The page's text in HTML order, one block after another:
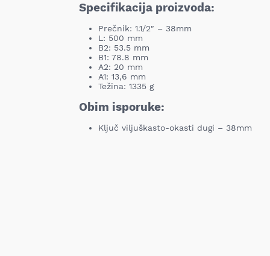
Specifikacija proizvoda:
Prečnik: 1.1/2″ – 38mm
L: 500 mm
B2: 53.5 mm
B1: 78.8 mm
A2: 20 mm
A1: 13,6 mm
Težina: 1335 g
Obim isporuke:
Ključ viljuškasto-okasti dugi – 38mm